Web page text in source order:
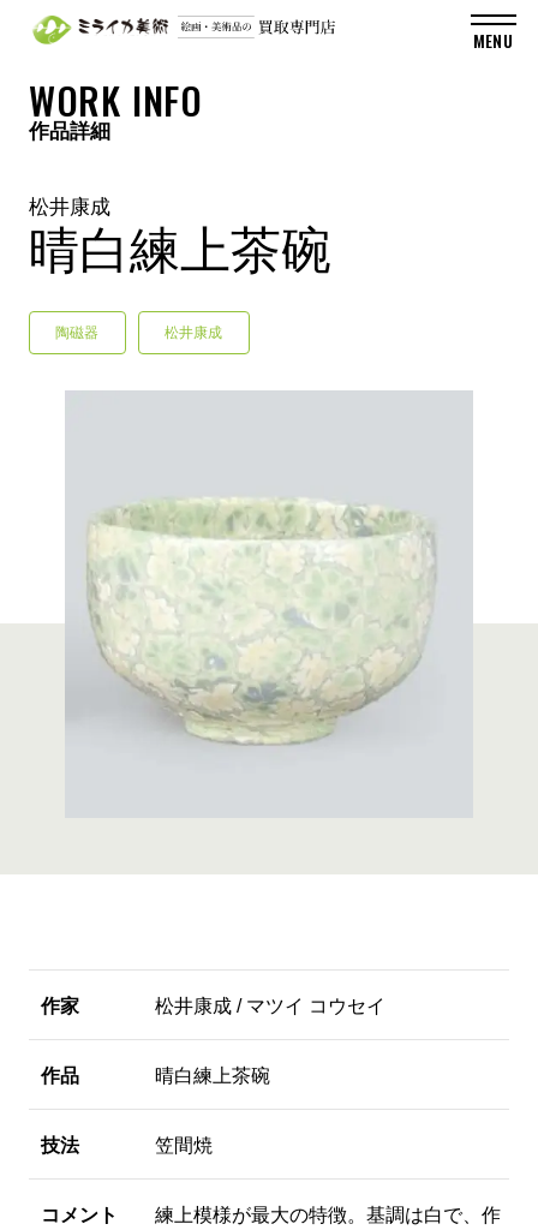
WORK INFO
作品詳細
松井康成
晴白練上茶碗
陶磁器 松井康成
作家 松井康成 / マツイ コウセイ
作品 晴白練上茶碗
技法 笠間焼
コメント
練上模様が最大の特徴。基調は白で、作